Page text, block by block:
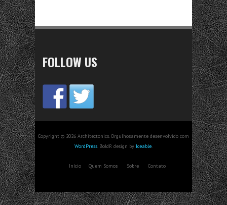
FOLLOW US
Copyright © 2026 Architectonics. Orgulhosamente desenvolvido com
WordPress. BoldR design by Iceable.
Início Quem Somos Sobre Contato